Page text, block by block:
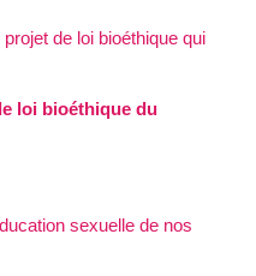
de loi bioéthique qui
loi bioéthique du
sexuelle de nos